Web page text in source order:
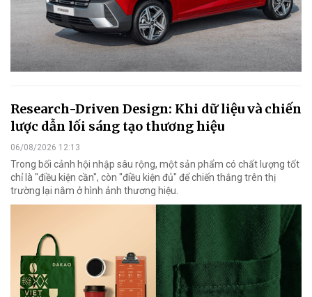
Research-Driven Design: Khi dữ liệu và chiến
lược dẫn lối sáng tạo thương hiệu
06/08/2026 12:13
Trong bối cảnh hội nhập sâu rộng, một sản phẩm có chất lượng tốt
chỉ là "điều kiện cần", còn "điều kiện đủ" để chiến thắng trên thị
trường lại nằm ở hình ảnh thương hiệu.